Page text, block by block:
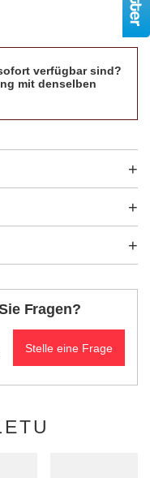
verfügbar sind?
mit denselben
Fragen?
Stelle eine Frage